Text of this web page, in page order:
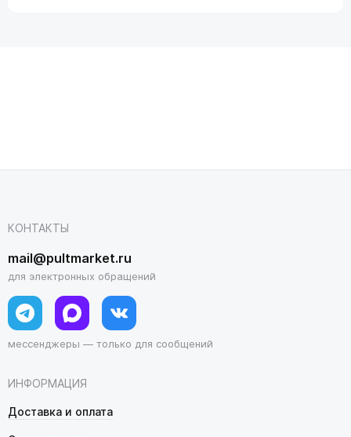
ИНФОРМАЦИЯ
Доставка и оплата
КОНТАКТЫ
mail@pultmarket.ru
для электронных обращений
мессенджеры — только для сообщений